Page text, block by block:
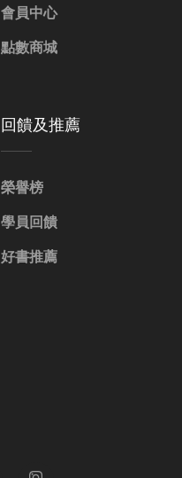
會員中心
點數商城
回饋及推薦
榮譽榜
學員回饋
好書推薦